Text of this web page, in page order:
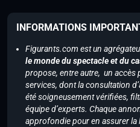
INFORMATIONS
Figurants.com est un
le monde du spectacle et du
propose, entre autre, un accès
services, dont la consultation
été soigneusement vérifiées,
équipe d’experts. Chaque
approfondie pour en assurer